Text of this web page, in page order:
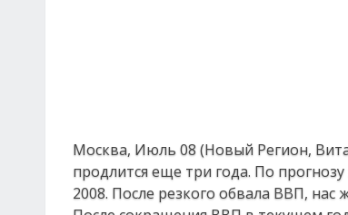
Москва, Июль 08 (Новый Регион,
продлится еще три года. По
2008. После резкого обвала ВВП, нас